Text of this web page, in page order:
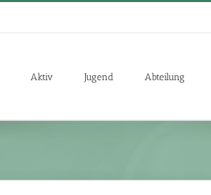
Aktiv Jugend Abteilung